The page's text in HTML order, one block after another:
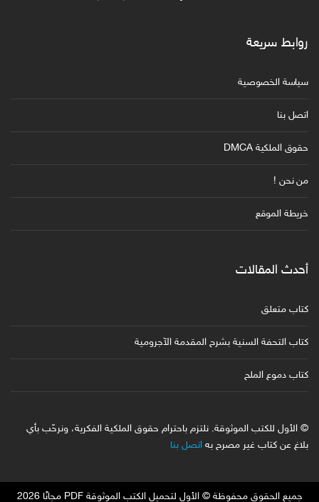
روابط سريعة
سياسة الخصوصية
اتصل بنا
حقوق الملكية DMCA
من نحن !
خريطة الموقع
أحدث المقالات
كتاب متعلق
كتاب التحفة السنية بشرح المقدمة الآجرومية
كتاب دموع الملح
© الأول للكتب الموثوقة. نلتزم باحترام حقوق الملكية الفكرية، ونرحّب بأي
بلاغ عن كتاب غير مصرح به اتصل بنا
جميع الحقوق محفوظة © الأول لتحميل الكتب الموثوقة PDF مجانًا 2026